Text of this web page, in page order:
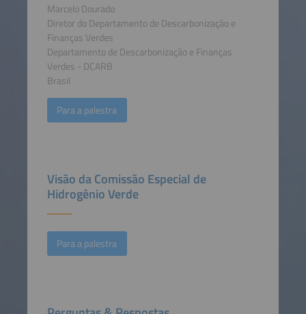
Marcelo Dourado
Diretor do Departamento de Descarbonização e
Finanças Verdes
Departamento de Descarbonização e Finanças
Verdes - DCARB
Brasil
Para a palestra
Visão da Comissão Especial de
Hidrogênio Verde
Para a palestra